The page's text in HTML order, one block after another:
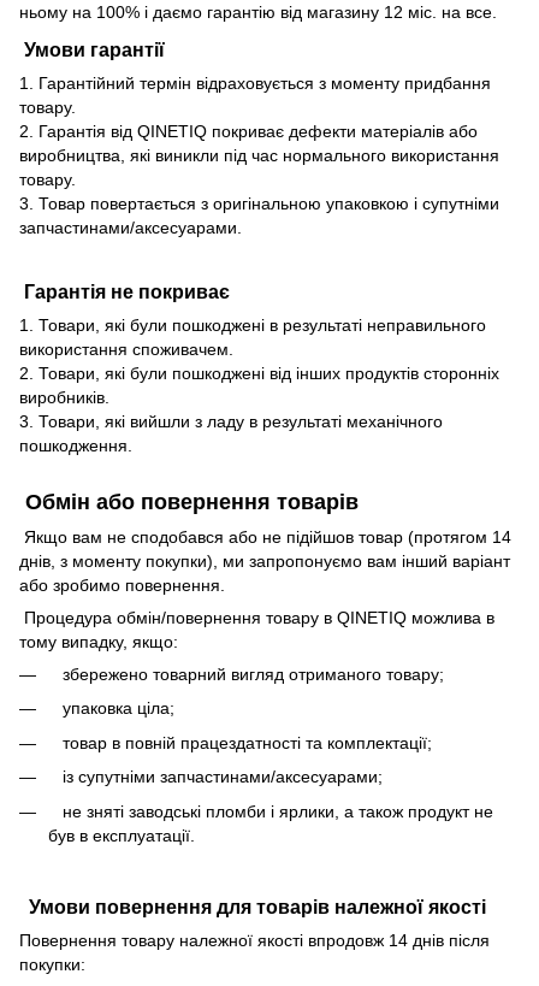
ньому на 100% і даємо гарантію від магазину 12 міс. на все.
Умови гарантії
1. Гарантійний термін відраховується з моменту придбання
товару.
2. Гарантія від QINETIQ покриває дефекти матеріалів або
виробництва, які виникли під час нормального використання
товару.
3. Товар повертається з оригінальною упаковкою і супутніми
запчастинами/аксесуарами.
Гарантія не покриває
1. Товари, які були пошкоджені в результаті неправильного
використання споживачем.
2. Товари, які були пошкоджені від інших продуктів сторонніх
виробників.
3. Товари, які вийшли з ладу в результаті механічного
пошкодження.
Обмін або повернення товарів
Якщо вам не сподобався або не підійшов товар (протягом 14
днів, з моменту покупки), ми запропонуємо вам інший варіант
або зробимо повернення.
Процедура обмін/повернення товару в QINETIQ можлива в
тому випадку, якщо:
збережено товарний вигляд отриманого товару;
упаковка ціла;
товар в повній працездатності та комплектації;
із супутніми запчастинами/аксесуарами;
не зняті заводські пломби і ярлики, а також продукт не
був в експлуатації.
Умови повернення для товарів належної якості
Повернення товару належної якості впродовж 14 днів після
покупки: